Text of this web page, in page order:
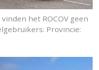
het ROCOV geen
Provincie: